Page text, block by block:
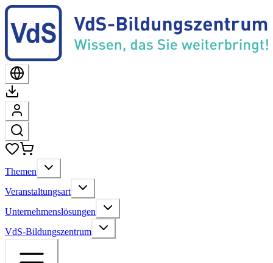
Themen
Veranstaltungsart
Unternehmenslösungen
VdS-Bildungszentrum